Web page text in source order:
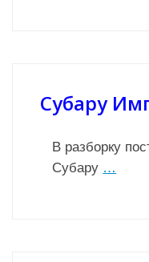
Субару
В разборку
Субару …